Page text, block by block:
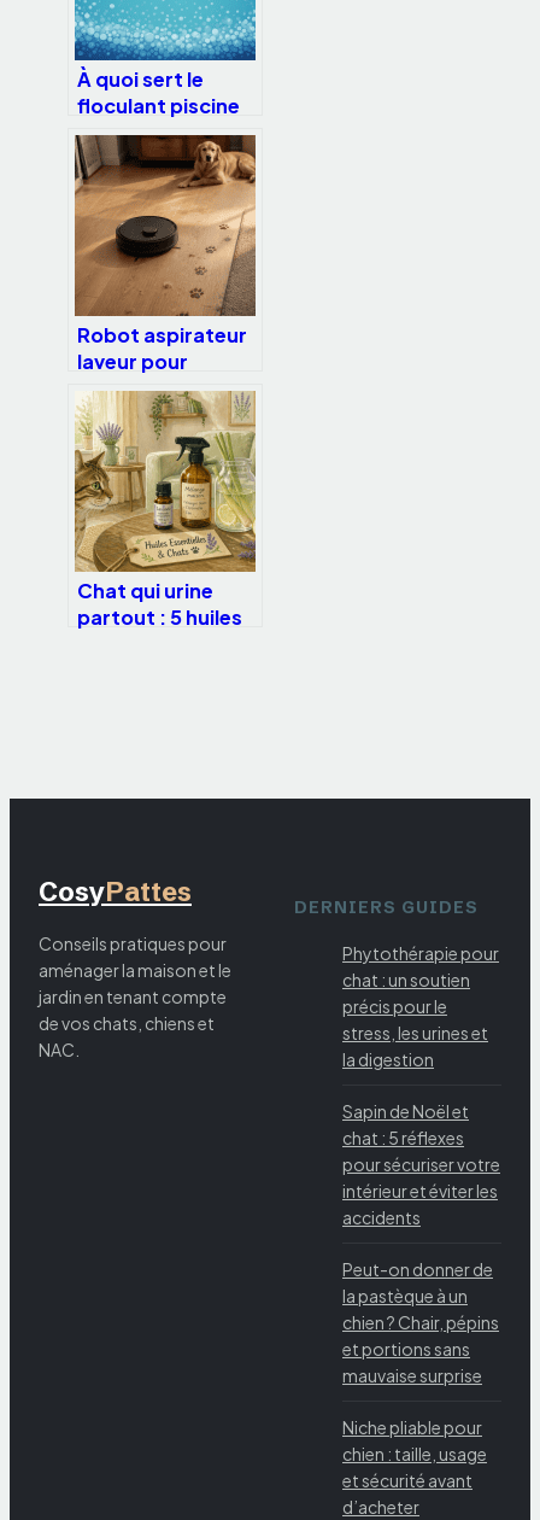
À quoi sert le
floculant piscine
et comment bien
l’utiliser
Robot aspirateur
laveur pour
animaux : 5000
Pa, brosses
silicone et
navigation IA pour
un sol impeccable
Chat qui urine
partout : 5 huiles
CosyPattes
Conseils pratiques pour
aménager la maison et le
jardin en tenant compte
de vos chats, chiens et
NAC.
DERNIERS GUIDES
Phytothérapie pour
chat : un soutien
précis pour le
stress, les urines et
la digestion
Sapin de Noël et
chat : 5 réflexes
pour sécuriser votre
intérieur et éviter les
accidents
Peut-on donner de
la pastèque à un
chien ? Chair, pépins
et portions sans
mauvaise surprise
Niche pliable pour
chien : taille, usage
et sécurité avant
d’acheter